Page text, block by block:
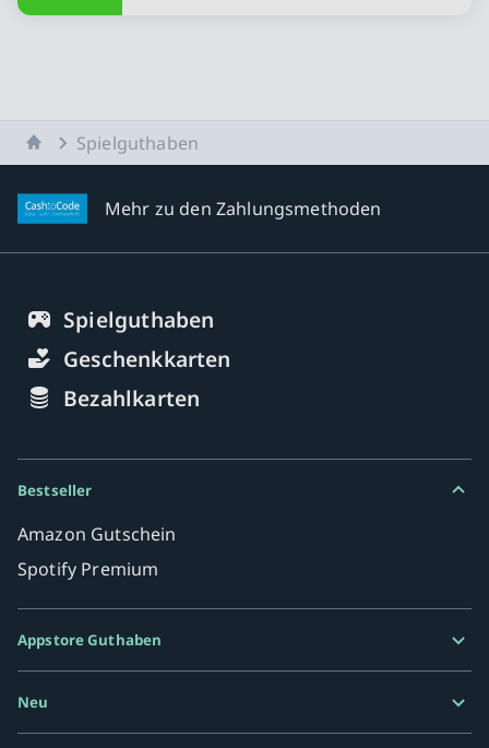
StartseiteSpielguthaben
Mehr zu den Zahlungsmethoden
Spielguthaben
Geschenkkarten
Bezahlkarten
Bestseller
Amazon Gutschein
Spotify Premium
Appstore Guthaben
Neu